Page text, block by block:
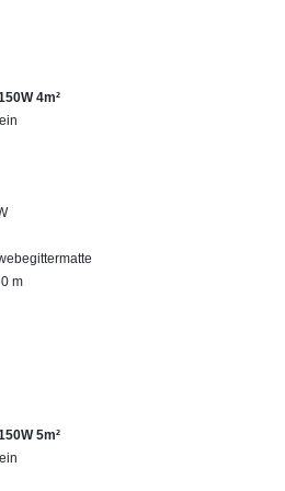
4m²
m
5m²